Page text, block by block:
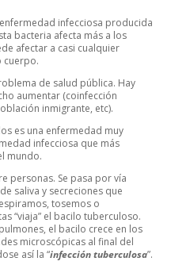
infecciosa producida
bacteria afecta más a los
afectar a casi cualquier
cuerpo.
de salud pública. Hay
aumentar (coinfección
inmigrante, etc).
es una enfermedad muy
infecciosa que más
mundo.
personas. Se pasa por vía
saliva y secreciones que
tosemos o
“viaja” el bacilo tuberculoso.
el bacilo crece en los
microscópicas al final del
así la “infección tuberculosa”.